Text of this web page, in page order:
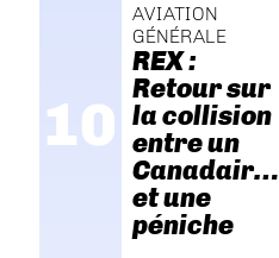
AVIATION
GÉNÉRALE
REX :
Retour sur
la collision
entre un
Canadair…
et une
péniche